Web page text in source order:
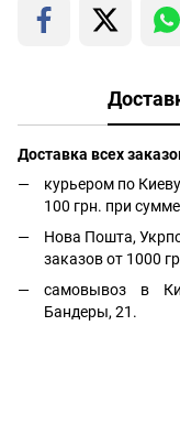
Доставка всех
курьером по
100 грн. при
Нова Пошта,
заказов от 1000
самовывоз в
Бандеры, 21.